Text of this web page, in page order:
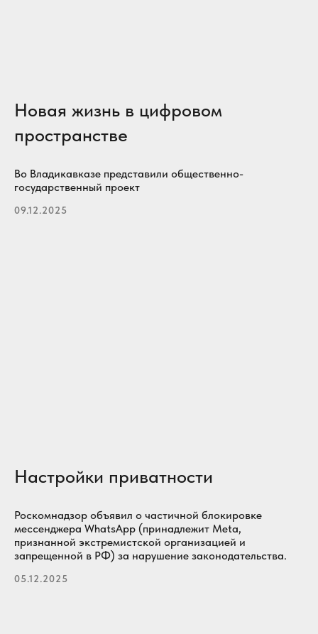
Новая жизнь в цифровом
пространстве
Во Владикавказе представили общественно-
государственный проект
09.12.2025
Настройки приватности
Роскомнадзор объявил о частичной блокировке
мессенджера WhatsApp (принадлежит Metа,
признанной экстремистской организацией и
запрещенной в РФ) за нарушение законодательства.
05.12.2025